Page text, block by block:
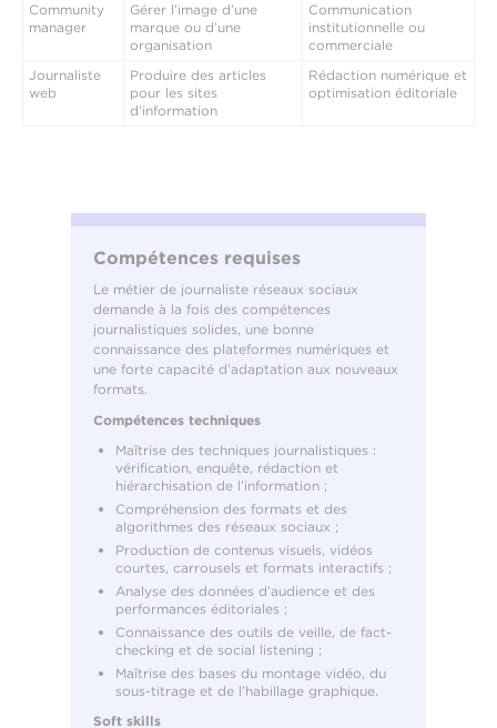
Community
manager
Gérer l’image d’une
marque ou d’une
organisation
Communication
institutionnelle ou
commerciale
Journaliste
web
Produire des articles
pour les sites
d’information
Rédaction numérique et
optimisation éditoriale
Compétences requises
Le métier de journaliste réseaux sociaux
demande à la fois des compétences
journalistiques solides, une bonne
connaissance des plateformes numériques et
une forte capacité d’adaptation aux nouveaux
formats.
Compétences techniques
Maîtrise des techniques journalistiques :
vérification, enquête, rédaction et
hiérarchisation de l’information ;
Compréhension des formats et des
algorithmes des réseaux sociaux ;
Production de contenus visuels, vidéos
courtes, carrousels et formats interactifs ;
Analyse des données d’audience et des
performances éditoriales ;
Connaissance des outils de veille, de fact-
checking et de social listening ;
Maîtrise des bases du montage vidéo, du
sous-titrage et de l’habillage graphique.
Soft skills